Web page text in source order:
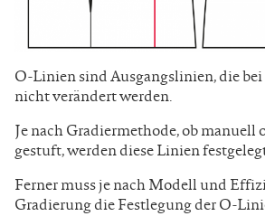
O-Linien sind Ausgangslinien, die
nicht verändert werden.
Je nach Gradiermethode, ob manuell
gestuft, werden diese Linien
Ferner muss je nach Modell und
Gradierung die Festlegung der O-